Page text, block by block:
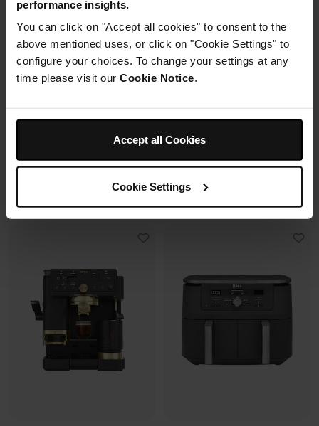
performance insights.
You can click on "Accept all cookies" to consent to the
above mentioned uses, or click on "Cookie Settings" to
configure your choices. To change your settings at any
time please visit our Cookie Notice.
Accept all Cookies
Cookie Settings
Housse de protection offerte* avec
ce four à pizza.En savoir plus
259,99 €-289,99 €
Prix le + bas sur 30j
Voir les détails
+2 couvercles
4 modes de cuisson
Préparez, cuisinez, conservez
avec un même récipient.
Modulaire, compact, facile à
119,99 € Prix réduit de
179,99 €au
109,99 €
Voir les détails